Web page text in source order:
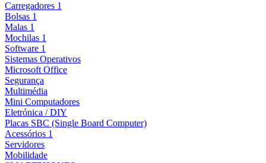
Carregadores 1
Bolsas 1
Malas 1
Mochilas 1
Software 1
Sistemas Operativos
Microsoft Office
Segurança
Multimédia
Mini Computadores
Eletrónica / DIY
Placas SBC (Single Board Computer)
Acessórios 1
Servidores
Mobilidade